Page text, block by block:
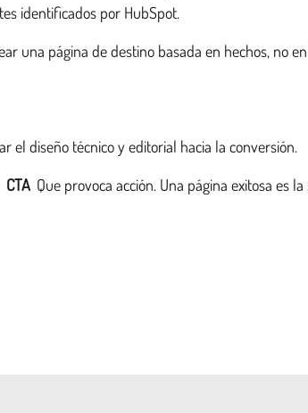
identificados por HubSpot.
una página de destino basada en hechos, no
el diseño técnico y editorial hacia la conversión.
CTA Que provoca acción. Una página exitosa es